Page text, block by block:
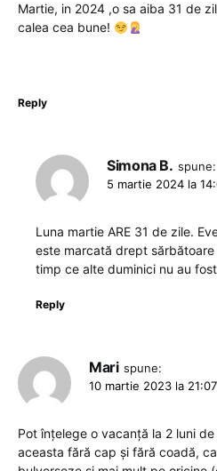
Martie, in 2024 ,o sa aiba 31 de
calea cea bune!
Reply
Simona B. spune:
5 martie 2024 la
Luna martie ARE 31 de zile.
este marcată drept
timp ce alte duminici nu au
Reply
Mari spune:
10 martie 2023 la 21:07
Pot înțelege o vacanță la 2 luni
aceasta fără cap și fără coadă,